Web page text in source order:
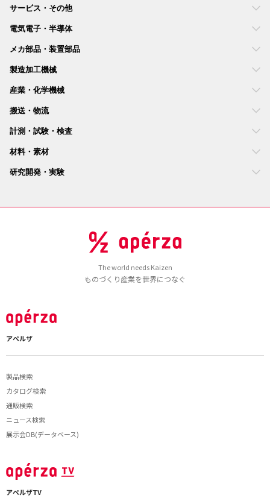
サービス・その他
電気電子・半導体
メカ部品・装置部品
製造加工機械
産業・化学機械
搬送・物流
計測・試験・検査
材料・素材
研究開発・実験
The world needs Kaizen
ものづくり産業を世界につなぐ
アペルザ
製品検索
カタログ検索
通販検索
ニュース検索
展示会DB(データベース)
アペルザTV